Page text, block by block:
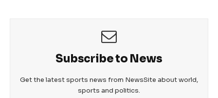
Subscribe to News
Get the latest sports news from NewsSite about world,
sports and politics.